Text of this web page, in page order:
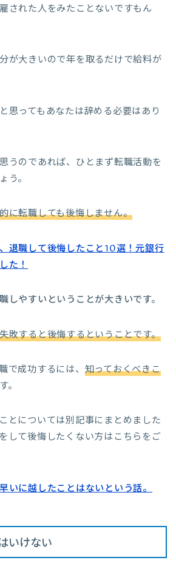
された人をみたことないですもん
が大きいので年を取るだけで給料が
思ってもあなたは辞める必要はあり
うのであれば、ひとまず転職活動を
う。
に転職しても後悔しません。
退職して後悔したこと10選！元銀行
た！
しやすいということが大きいです。
敗すると後悔するということです。
で成功するには、 知っておくべきこ
。
とについては別記事にまとめました
して後悔したくない方はこちらをご
いに越したことはないという話。
いけない